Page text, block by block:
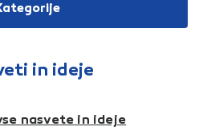
in ideje
nasvete in ideje